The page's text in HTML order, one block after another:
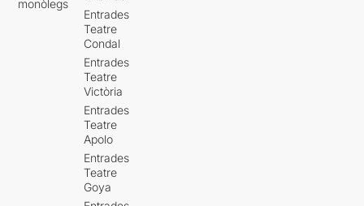
monòlegs
Entrades
Teatre
Condal
Entrades
Teatre
Victòria
Entrades
Teatre
Apolo
Entrades
Teatre
Goya